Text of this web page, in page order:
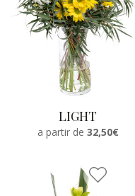
LIGHT
a partir de 32,50€